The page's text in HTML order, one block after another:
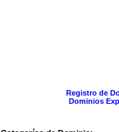
Registro de
Dominios